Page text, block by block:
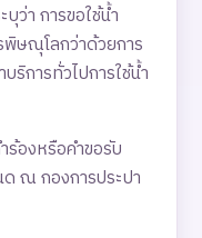
ว่า การขอใช้น้ำ
พิษณุโลกว่าด้วยการ
ริการทั่วไปการใช้น้ำ
ร้องหรือคำขอรับ
ณ กองการประปา